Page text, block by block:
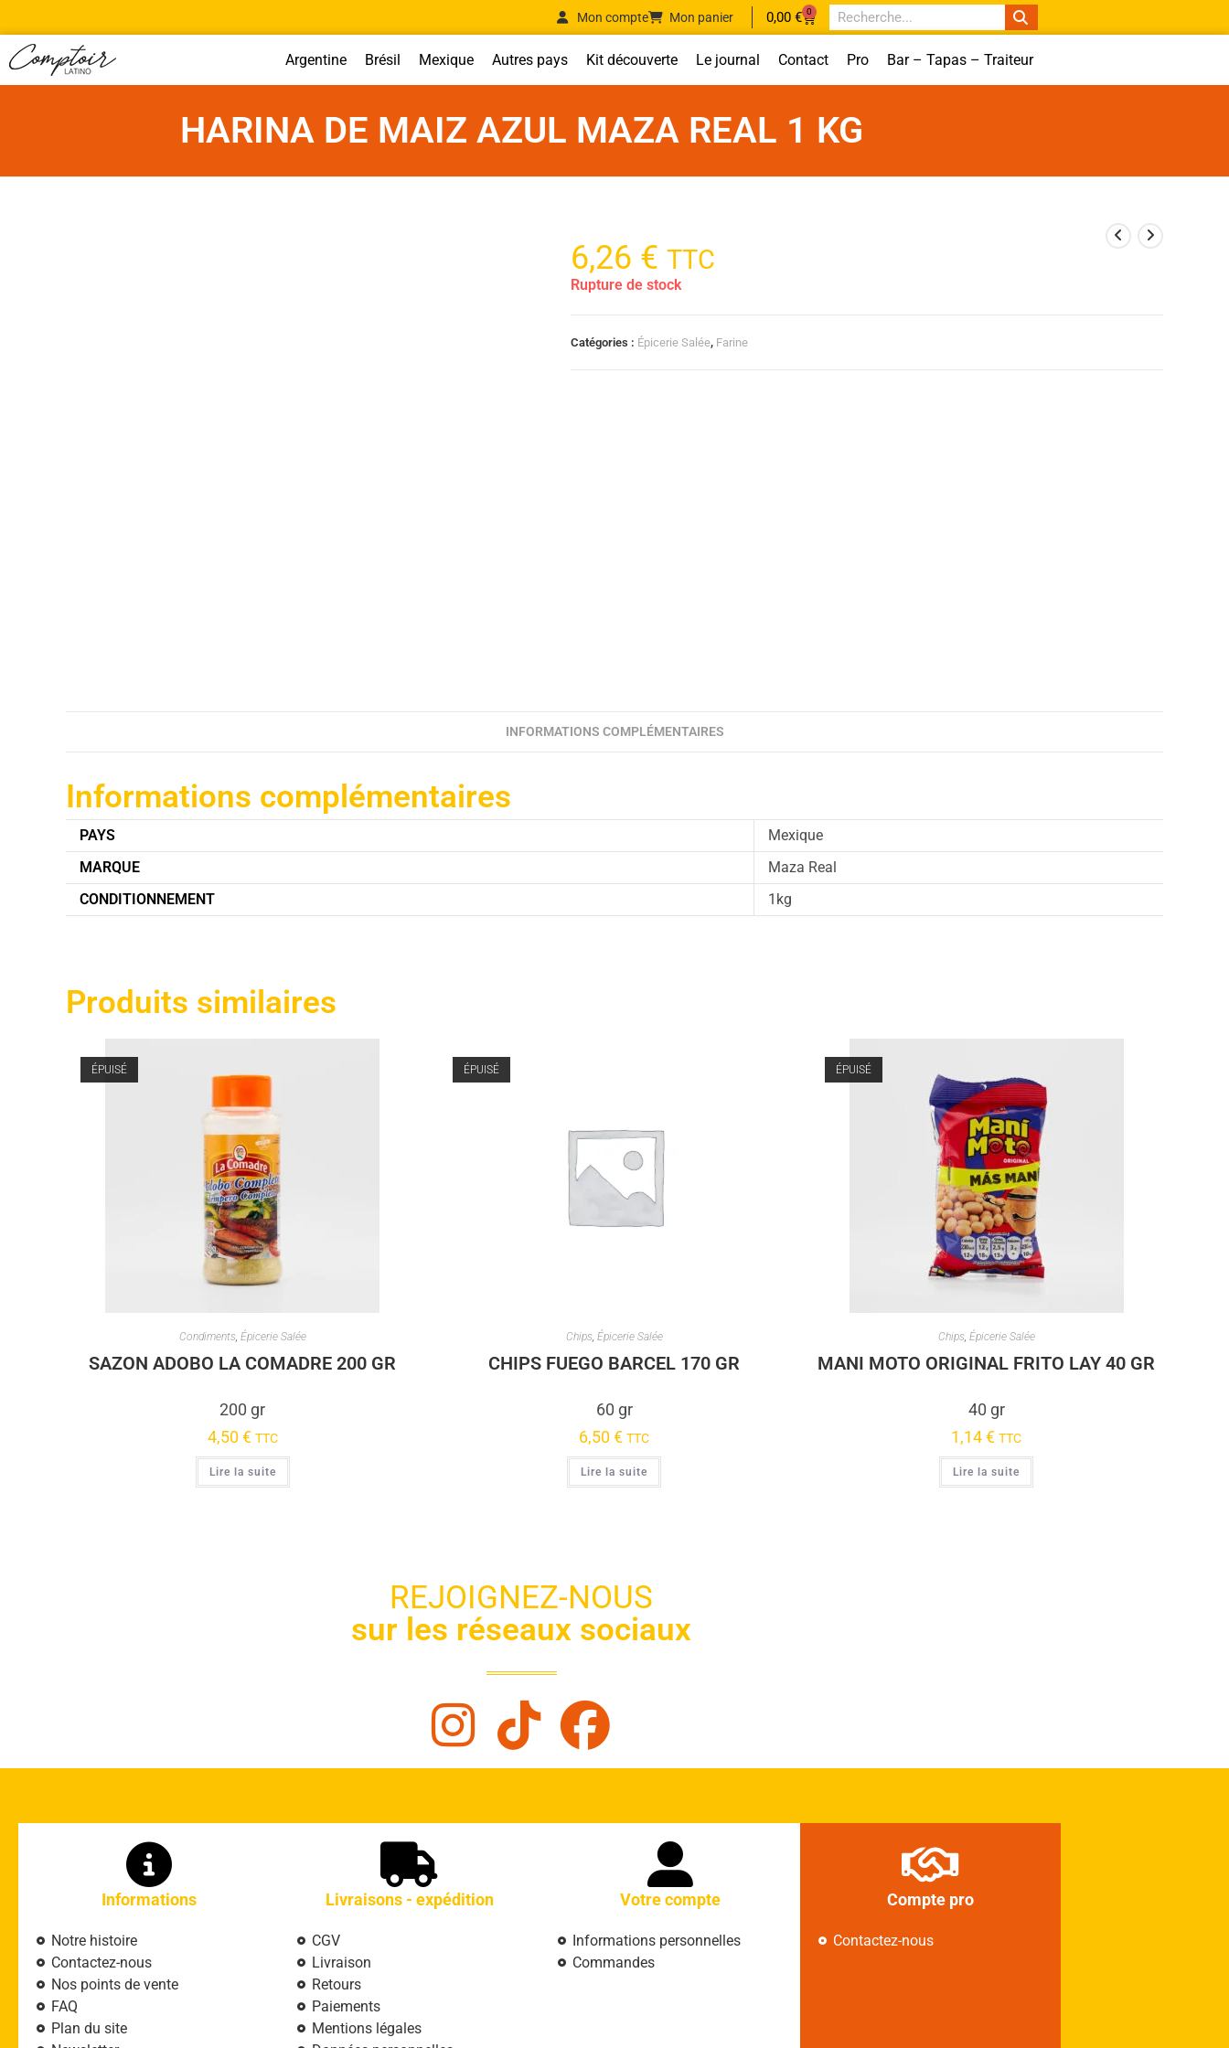
Mon compte Mon panier 0,00 € 0
Argentine Brésil Mexique Autres pays Kit découverte Le journal Contact Pro Bar – Tapas – Traiteur
HARINA DE MAIZ AZUL MAZA REAL 1 KG
6,26 € TTC
Rupture de stock
Catégories : Épicerie Salée, Farine
INFORMATIONS COMPLÉMENTAIRES
Informations complémentaires
PAYS
Mexique
MARQUE
Maza Real
CONDITIONNEMENT
1kg
Produits similaires
ÉPUISÉ
Condiments, Épicerie Salée
SAZON ADOBO LA COMADRE 200 GR
200 gr
4,50€ TTC
Lire la suite
ÉPUISÉ
Chips, Épicerie Salée
CHIPS FUEGO BARCEL 170 GR
60 gr
6,50€ TTC
Lire la suite
ÉPUISÉ
Chips, Épicerie Salée
MANI MOTO ORIGINAL FRITO LAY 40 GR
40 gr
1,14€ TTC
Lire la suite
REJOIGNEZ-NOUS
sur les réseaux sociaux
Informations
Notre histoire
Contactez-nous
Nos points de vente
FAQ
Plan du site
Livraisons - expédition
CGV
Livraison
Retours
Paiements
Mentions légales
Votre compte
Informations personnelles
Commandes
Compte pro
Contactez-nous